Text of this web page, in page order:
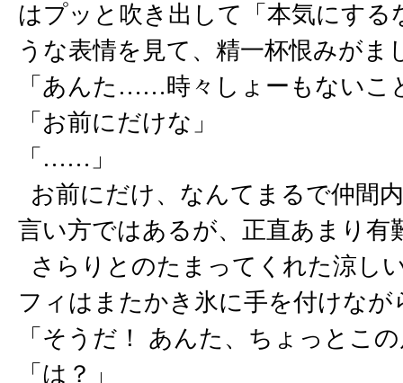
はプッと吹き出して「本気にす
うな表情を見て、精一杯恨みが
「あんた……時々しょーもないこ
「お前にだけな」
「……」
お前にだけ、なんてまるで仲間
言い方ではあるが、正直あまり
さらりとのたまってくれた涼し
フィはまたかき氷に手を付けな
「そうだ！ あんた、ちょっとこ
「は？」